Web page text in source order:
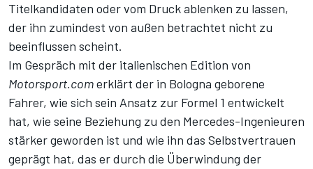
Titelkandidaten oder vom Druck ablenken zu lassen,
der ihn zumindest von außen betrachtet nicht zu
beeinflussen scheint.
Im Gespräch mit der italienischen Edition von
Motorsport.comerklärt der in Bologna geborene
Fahrer, wie sich sein Ansatz zur Formel 1 entwickelt
hat, wie seine Beziehung zu den Mercedes-Ingenieuren
stärker geworden ist und wie ihn das Selbstvertrauen
geprägt hat, das er durch die Überwindung der